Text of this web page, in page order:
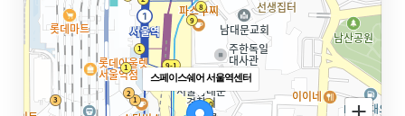
스페이스쉐어 서울역센터